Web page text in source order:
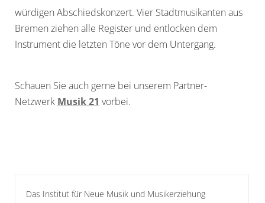
würdigen Abschiedskonzert. Vier Stadtmusikanten aus
Bremen ziehen alle Register und entlocken dem
Instrument die letzten Töne vor dem Untergang.
Schauen Sie auch gerne bei unserem Partner-
Netzwerk Musik 21 vorbei.
Das Institut für Neue Musik und Musikerziehung